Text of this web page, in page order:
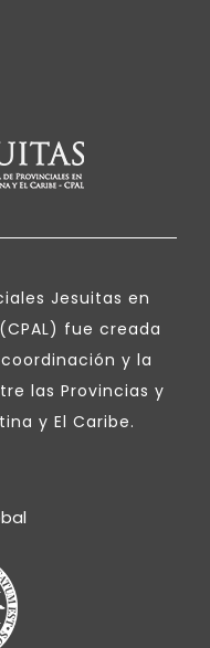
Jesuitas en
fue creada
y la
las Provincias y
y El Caribe.